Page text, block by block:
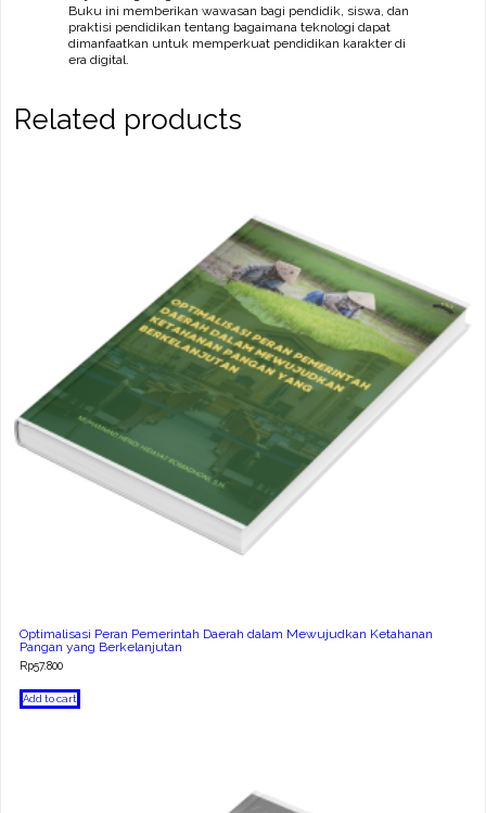
Buku ini memberikan wawasan bagi pendidik, siswa, dan
praktisi pendidikan tentang bagaimana teknologi dapat
dimanfaatkan untuk memperkuat pendidikan karakter di
era digital.
Related products
Optimalisasi Peran Pemerintah Daerah dalam Mewujudkan Ketahanan
Pangan yang Berkelanjutan
Rp57.800
Add to cart